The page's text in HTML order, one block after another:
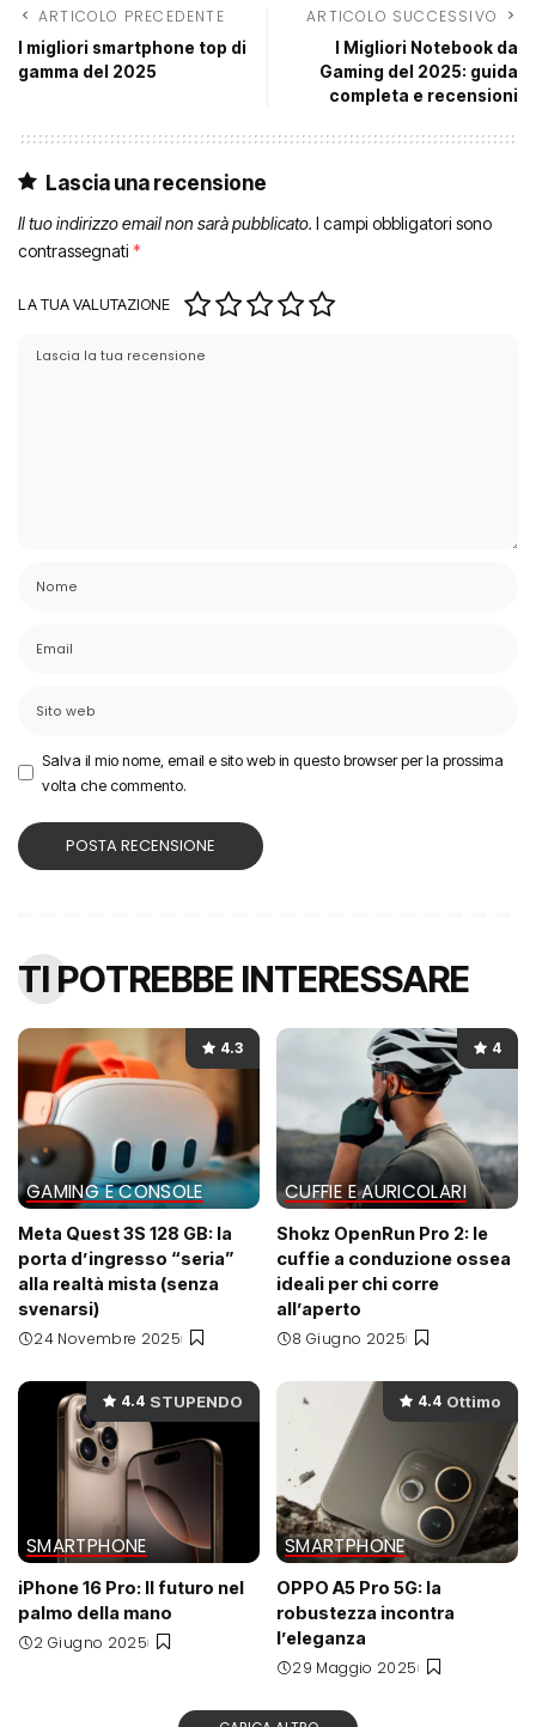
ARTICOLO PRECEDENTE
I migliori smartphone top di
gamma del 2025
ARTICOLO SUCCESSIVO
I Migliori Notebook da
Gaming del 2025: guida
completa e recensioni
Lascia una recensione
Il tuo indirizzo email non sarà pubblicato. I campi obbligatori sono
contrassegnati *
LA TUA VALUTAZIONE
Salva il mio nome, email e sito web in questo browser per la prossima
volta che commento.
TI POTREBBE INTERESSARE
GAMING E CONSOLE
4.3
Meta Quest 3S 128 GB: la
porta d’ingresso “seria”
alla realtà mista (senza
svenarsi)
24 Novembre 2025
CUFFIE E AURICOLARI
4
Shokz OpenRun Pro 2: le
cuffie a conduzione ossea
ideali per chi corre
all’aperto
8 Giugno 2025
SMARTPHONE
4.4 STUPENDO
iPhone 16 Pro: Il futuro nel
palmo della mano
2 Giugno 2025
SMARTPHONE
4.4 Ottimo
OPPO A5 Pro 5G: la
robustezza incontra
l’eleganza
29 Maggio 2025